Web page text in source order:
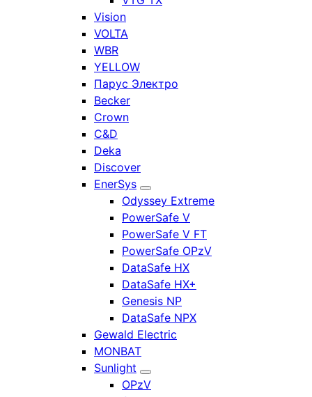
Vision
VOLTA
WBR
YELLOW
Парус Электро
Becker
Crown
C&D
Deka
Discover
EnerSys
Odyssey Extreme
PowerSafe V
PowerSafe V FT
PowerSafe OPzV
DataSafe HX
DataSafe HX+
Genesis NP
DataSafe NPX
Gewald Electric
MONBAT
Sunlight
OPzV